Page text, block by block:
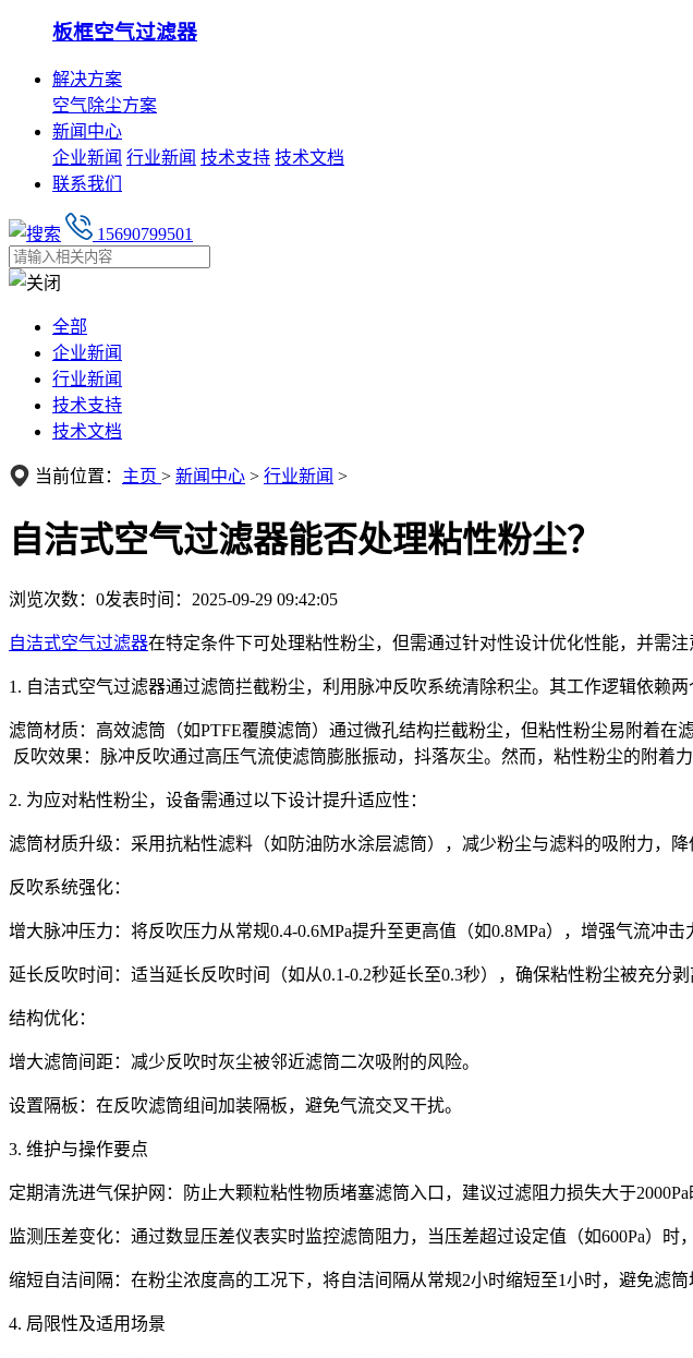
板框空气过滤器
解决方案
空气除尘方案
新闻中心
企业新闻 行业新闻 技术支持 技术文档
联系我们
15690799501
全部
企业新闻
行业新闻
技术支持
技术文档
当前位置： 主页 > 新闻中心 > 行业新闻 >
自洁式空气过滤器能否处理粘性粉尘？
浏览次数： 0发表时间：2025-09-29 09:42:05
自洁式空气过滤器在特定条件下可处理粘性粉尘，但需通过针对性设计优化性能，并需
1. 自洁式空气过滤器通过滤筒拦截粉尘，利用脉冲反吹系统清除积尘。其工作逻辑依赖两
滤筒材质：高效滤筒（如PTFE覆膜滤筒）通过微孔结构拦截粉尘，但粘性粉尘易附着在
反吹效果：脉冲反吹通过高压气流使滤筒膨胀振动，抖落灰尘。然而，粘性粉尘的附着
2. 为应对粘性粉尘，设备需通过以下设计提升适应性：
滤筒材质升级：采用抗粘性滤料（如防油防水涂层滤筒），减少粉尘与滤料的吸附力，降
反吹系统强化：
增大脉冲压力：将反吹压力从常规0.4-0.6MPa提升至更高值（如0.8MPa），增强气流冲击
延长反吹时间：适当延长反吹时间（如从0.1-0.2秒延长至0.3秒），确保粘性粉尘被充分剥
结构优化：
增大滤筒间距：减少反吹时灰尘被邻近滤筒二次吸附的风险。
设置隔板：在反吹滤筒组间加装隔板，避免气流交叉干扰。
3. 维护与操作要点
定期清洗进气保护网：防止大颗粒粘性物质堵塞滤筒入口，建议过滤阻力损失大于2000Pa
监测压差变化：通过数显压差仪表实时监控滤筒阻力，当压差超过设定值（如600Pa）时
缩短自洁间隔：在粉尘浓度高的工况下，将自洁间隔从常规2小时缩短至1小时，避免滤筒
4. 局限性及适用场景